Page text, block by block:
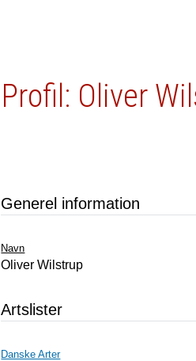
Profil: Oliver
Generel information
Navn
Oliver Wilstrup
Artslister
Danske Arter